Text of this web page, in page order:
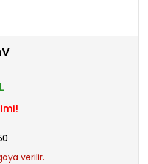
verilir.